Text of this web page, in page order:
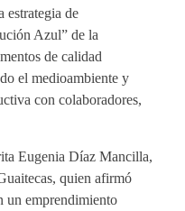
estrategia de
Azul” de la
de calidad
el medioambiente y
con colaboradores,
Eugenia Díaz Mancilla,
quien afirmó
un emprendimiento